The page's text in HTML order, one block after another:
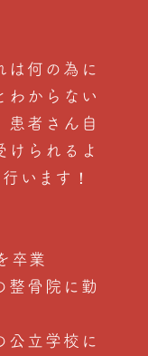
は何の為に
わからない
患者さん自
けられるよ
います！
卒業
骨院に勤
立学校に